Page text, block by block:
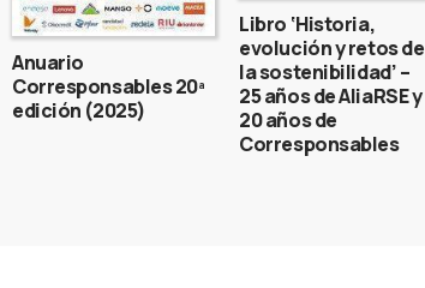
Anuario
Corresponsables 20ª
edición (2025)
Libro ‘Historia,
evolución y retos de
la sostenibilidad’ –
25 años de AliaRSE y
20 años de
Corresponsables